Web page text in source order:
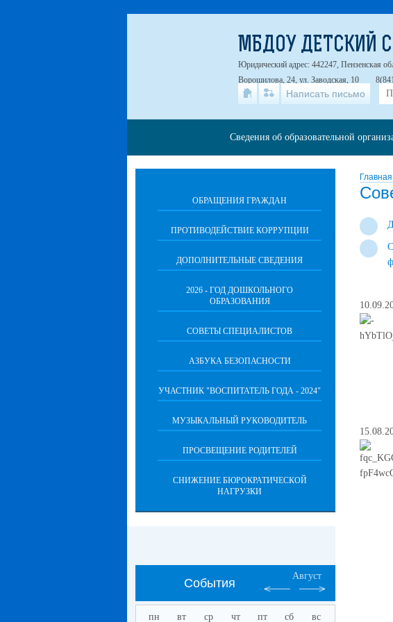
Главная
ОБРАЩЕНИЯ ГРАЖДАН
ПРОТИВОДЕЙСТВИЕ КОРРУПЦИИ
ДОПОЛНИТЕЛЬНЫЕ СВЕДЕНИЯ
2026 - ГОД ДОШКОЛЬНОГО
ОБРАЗОВАНИЯ
СОВЕТЫ СПЕЦИАЛИСТОВ
АЗБУКА БЕЗОПАСНОСТИ
УЧАСТНИК "ВОСПИТАТЕЛЬ ГОДА - 2024"
МУЗЫКАЛЬНЫЙ РУКОВОДИТЕЛЬ
ПРОСВЕЩЕНИЕ РОДИТЕЛЕЙ
СНИЖЕНИЕ БЮРОКРАТИЧЕСКОЙ
НАГРУЗКИ
События
Август
пн вт ср чт пт сб вс
МБДОУ ДЕТСКИЙ
Юридический адрес: 442247, Пензенская
Ворошилова, 24, ул. Заводская, 10
Написать письмо
Сведения об образовательной